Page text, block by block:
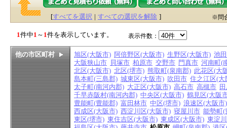
[すべてを選択 | すべての選択を解除 ] ※問
1件中1 ～ 1件を表示しています。 表示件数：
他の市区町村 旭区(大阪市) 阿倍野区(大阪市) 生野区(大阪市) 池
大阪狭山市 貝塚市 柏原市 交野市 門真市 河南町(
北区(大阪市) 北区(堺市) 熊取町(泉南郡) 此花区(大
島本町(三島郡) 城東区(大阪市) 吹田市 住之江区(大
太子町(南河内郡) 大正区(大阪市) 高石市 高槻市
千早赤阪村(南河内郡) 中央区(大阪市) 鶴見区(大阪
豊能町(豊能郡) 富田林市 中区(堺市) 浪速区(大阪市)
西成区(大阪市) 西淀川区(大阪市) 寝屋川市 能勢町(
東区(堺市) 東住吉区(大阪市) 東成区(大阪市) 東淀